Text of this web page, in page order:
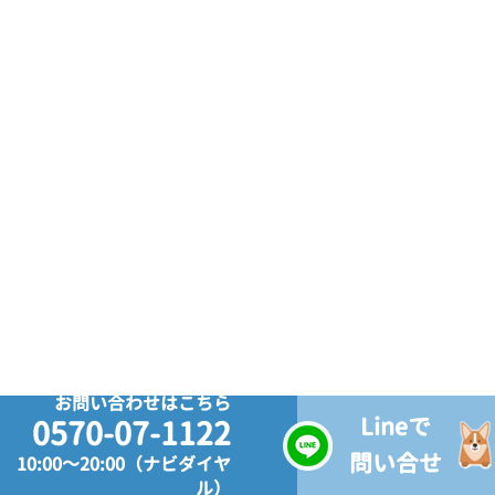
お問い合わせはこちら
0570-07-1122
10:00～20:00（ナビダイヤ
ル）
Lineで
問い合せ